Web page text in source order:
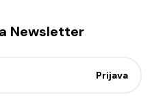
Newsletter